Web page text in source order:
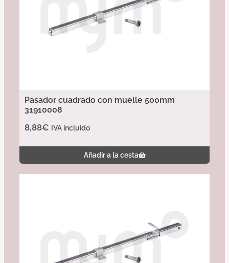
Pasador cuadrado con muelle 500mm
31910008
8,88€ IVA incluido
Añadir a la cesta